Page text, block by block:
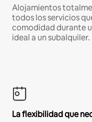
Alojamientos
todos los servicios
comodidad durante
ideal a un subalquiler.
La flexibilidad que